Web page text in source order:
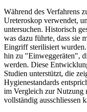
Während des Verfahrens
Ureteroskop verwendet,
untersuchen. Historisch
was dazu führte, dass sie
Eingriff sterilisiert
hin zu "Einweggeräten",
werden. Diese
Studien unterstützt, die
Hygienestandards
im Vergleich zur Nutzung
vollständig ausschliessen